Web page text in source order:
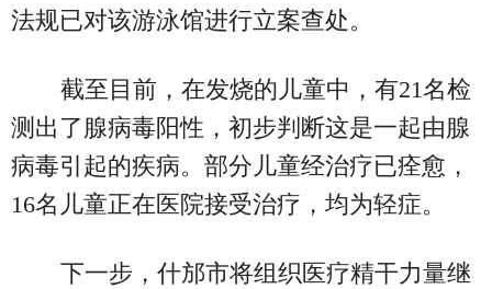
法规已对该游泳馆进行立案查处。
截至目前，在发烧的儿童中，有21名检
测出了腺病毒阳性，初步判断这是一起由腺
病毒引起的疾病。部分儿童经治疗已痊愈，
16名儿童正在医院接受治疗，均为轻症。
下一步，什邡市将组织医疗精干力量继